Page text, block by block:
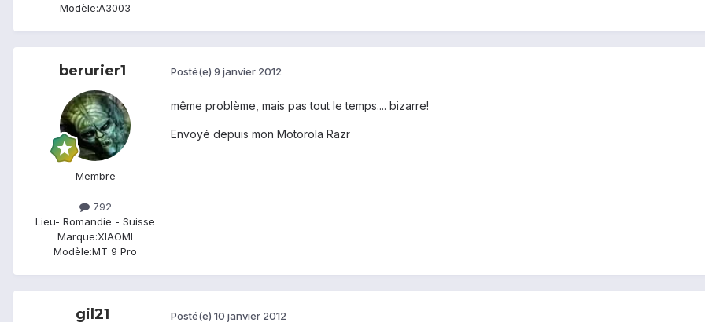
Modèle:A3003
berurier1
Membre
792
Lieu- Romandie - Suisse
Marque:XIAOMI
Modèle:MT 9 Pro
Posté(e) 9 janvier 2012
même problème, mais pas tout le temps.... bizarre!
Envoyé depuis mon Motorola Razr
gil21 Posté(e) 10 janvier 2012